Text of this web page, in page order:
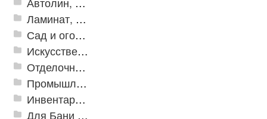
Ламинат, Кварцвиниловая плитка SPC
Сад и огород
Искусственная трава
Отделочные профили
Промышленный текстиль
Инвентарь для клининга
Для Бани и Сауны